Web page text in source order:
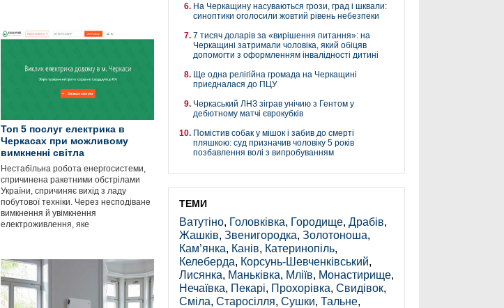
Топ 5 послуг електрика в
Черкасах при можливому
вимкненні світла
Нестабільна робота енергосистеми,
спричинена ракетними обстрілами
України, спричиняє вихід з ладу
побутової техніки. Через несподіване
вимкнення й увімкнення
електроживлення, яке
На Черкащину насуваються грози, град і шквали:
синоптики оголосили жовтий рівень небезпеки
7 тисяч доларів за «вирішення питання»: на
Черкащині затримали чоловіка, який обіцяв
допомогти з оформленням інвалідності дитині
Ще одна релігійна громада на Черкащині
приєдналася до ПЦУ
Черкаський ЛНЗ зіграв унічию з Гентом у
дебютному матчі єврокубків
Помістив собак у мішок і забив до смерті
пляшкою: суд призначив чоловіку 5 років
позбавлення волі з випробуванням
ТЕМИ
Ватутіно, Головківка, Городище, Драбів,
Жашків, Звенигородка, Золотоноша,
Кам’янка, Канів, Катеринопіль,
Келеберда, Корсунь-Шевченківський,
Лисянка, Маньківка, Мліїв, Монастирище,
Нечаївка, Пекарі, Прохорівка, Свидівок,
Сміла, Старосілля, Сушки, Тальне,